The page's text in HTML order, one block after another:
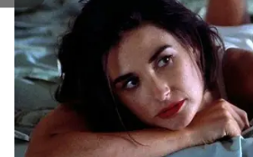
আর জি করের ঘটনার
DA Hike: বাজেটে বড় চমক!
সোমবার ১০-১২% ডিএ বৃদ্ধির
ঘোষণা করতে পারেন স্বপন
দাশগুপ্ত
থেকে
প্রধান